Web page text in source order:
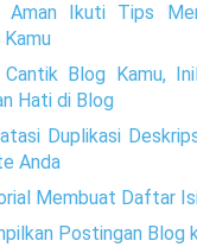
Aman Ikuti Tips
Blog Kamu,
Hati di Blog
Duplikasi
Anda
Membuat Daftar
Postingan Blog